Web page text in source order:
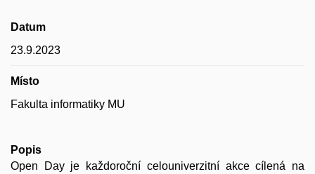
Datum
23.9.2023
Místo
Fakulta informatiky MU
Popis
Open Day je každoroční celouniverzitní akce cílená na